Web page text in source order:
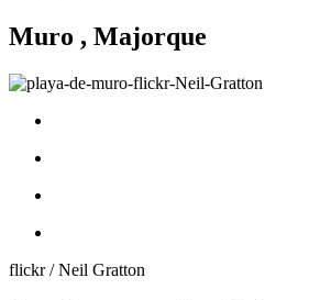
Muro , Majorque
flickr / Neil Gratton